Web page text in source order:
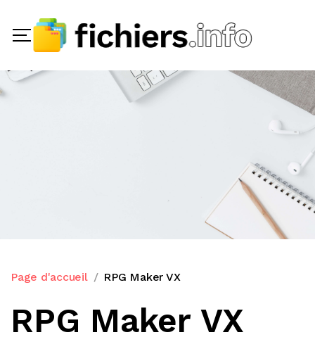
Page d'accueil RPG Maker VX
RPG Maker VX